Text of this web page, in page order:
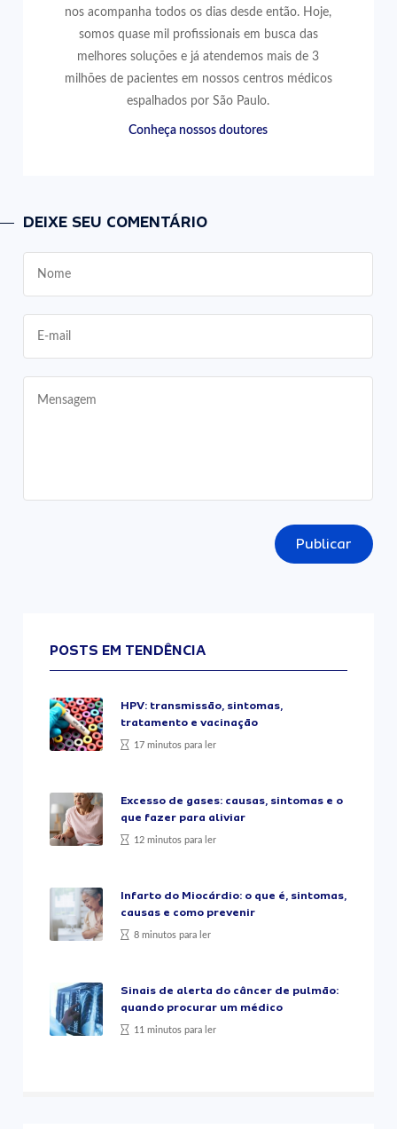
nos acompanha todos os dias desde então. Hoje,
somos quase mil profissionais em busca das
melhores soluções e já atendemos mais de 3
milhões de pacientes em nossos centros médicos
espalhados por São Paulo.
Conheça nossos doutores
DEIXE SEU COMENTÁRIO
Publicar
POSTS EM TENDÊNCIA
HPV: transmissão, sintomas,
tratamento e vacinação
17 minutos para ler
Excesso de gases: causas, sintomas e o
que fazer para aliviar
12 minutos para ler
Infarto do Miocárdio: o que é, sintomas,
causas e como prevenir
8 minutos para ler
Sinais de alerta do câncer de pulmão:
quando procurar um médico
11 minutos para ler